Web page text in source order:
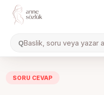
QBaslik, soru veya yazar
SORU CEVAP